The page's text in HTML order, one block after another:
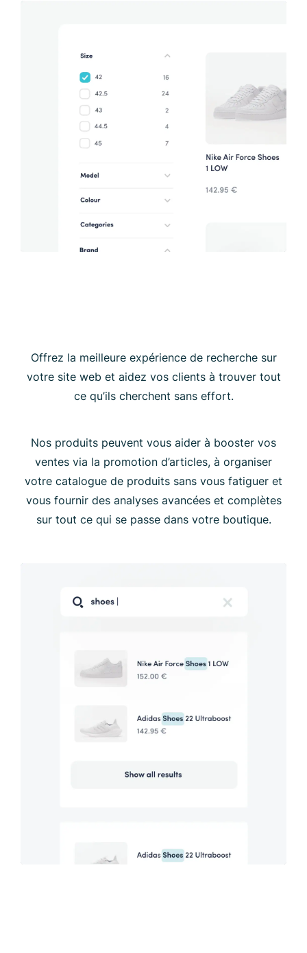
Offrez la meilleure expérience de recherche sur
votre site web et aidez vos clients à trouver tout
ce qu’ils cherchent sans effort.
Nos produits peuvent vous aider à booster vos
ventes via la promotion d’articles, à organiser
votre catalogue de produits sans vous fatiguer et
vous fournir des analyses avancées et complètes
sur tout ce qui se passe dans votre boutique.